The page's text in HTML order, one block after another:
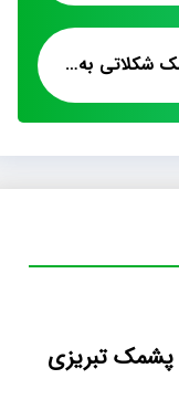
فروش صادراتی پشمک شکلاتی به پاکستان
پشمک تبریزی